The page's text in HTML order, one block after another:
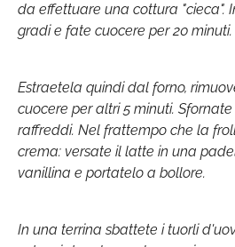
da effettuare una cottura "cieca".
gradi e fate cuocere per 20 minuti.
Estraetela quindi dal forno,
cuocere per altri 5 minuti.
raffreddi. Nel frattempo che la
crema: versate il latte in una
vanillina e portatelo a bollore.
In una terrina sbattete i tuorli